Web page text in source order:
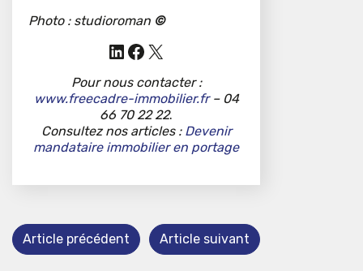
Photo : studioroman ©
LinkedIn
Facebook
X
Pour nous contacter :
www.freecadre-immobilier.fr– 04
66 70 22 22.
Consultez nos articles : Devenir
mandataire immobilier en portage
Article précédent Article suivant